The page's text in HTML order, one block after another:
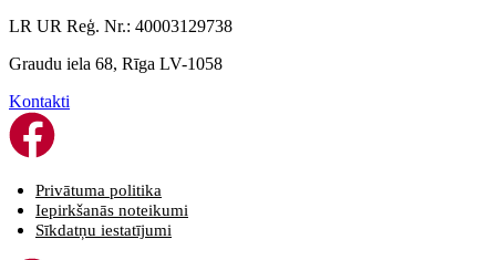
LR UR Reģ. Nr.: 40003129738
Graudu iela 68, Rīga LV-1058
Kontakti
Privātuma politika
Iepirkšanās noteikumi
Sīkdatņu iestatījumi